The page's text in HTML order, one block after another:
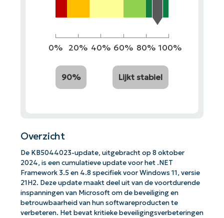
0% 20% 40% 60% 80% 100%
90% Lijkt stabiel
Overzicht
De KB5044023-update, uitgebracht op 8 oktober
2024, is een cumulatieve update voor het .NET
Framework 3.5 en 4.8 specifiek voor Windows 11, versie
21H2. Deze update maakt deel uit van de voortdurende
inspanningen van Microsoft om de beveiliging en
betrouwbaarheid van hun softwareproducten te
verbeteren. Het bevat kritieke beveiligingsverbeteringen